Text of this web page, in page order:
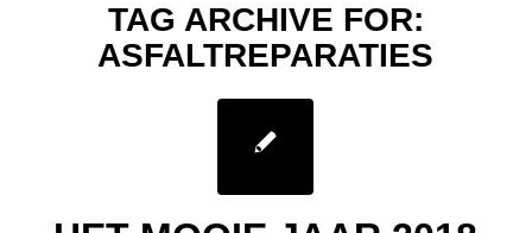
TAG ARCHIVE FOR:
ASFALTREPARATIES